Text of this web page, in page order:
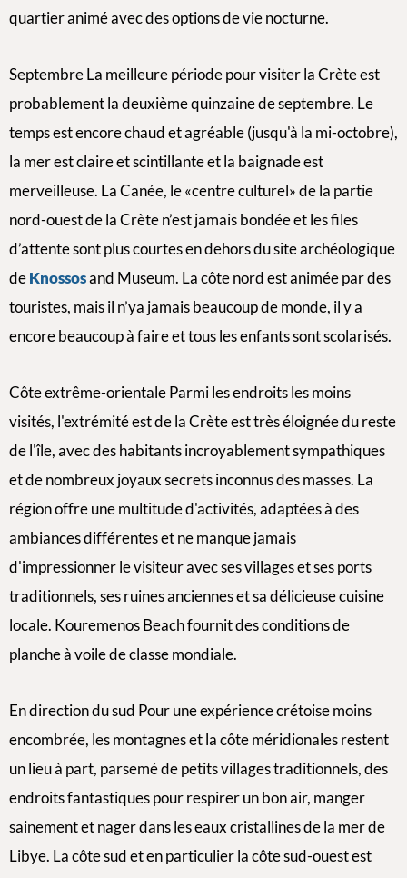
quartier animé avec des options de vie nocturne.
Septembre La meilleure période pour visiter la Crète est
probablement la deuxième quinzaine de septembre. Le
temps est encore chaud et agréable (jusqu'à la mi-octobre),
la mer est claire et scintillante et la baignade est
merveilleuse. La Canée, le «centre culturel» de la partie
nord-ouest de la Crète n’est jamais bondée et les files
d’attente sont plus courtes en dehors du site archéologique
deKnossosand Museum. La côte nord est animée par des
touristes, mais il n’ya jamais beaucoup de monde, il y a
encore beaucoup à faire et tous les enfants sont scolarisés.
Côte extrême-orientale Parmi les endroits les moins
visités, l'extrémité est de la Crète est très éloignée du reste
de l'île, avec des habitants incroyablement sympathiques
et de nombreux joyaux secrets inconnus des masses. La
région offre une multitude d'activités, adaptées à des
ambiances différentes et ne manque jamais
d'impressionner le visiteur avec ses villages et ses ports
traditionnels, ses ruines anciennes et sa délicieuse cuisine
locale. Kouremenos Beach fournit des conditions de
planche à voile de classe mondiale.
En direction du sud Pour une expérience crétoise moins
encombrée, les montagnes et la côte méridionales restent
un lieu à part, parsemé de petits villages traditionnels, des
endroits fantastiques pour respirer un bon air, manger
sainement et nager dans les eaux cristallines de la mer de
Libye. La côte sud et en particulier la côte sud-ouest est